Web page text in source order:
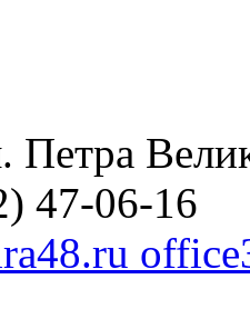
Петра
47-06-16